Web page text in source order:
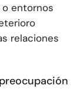
entornos
relaciones